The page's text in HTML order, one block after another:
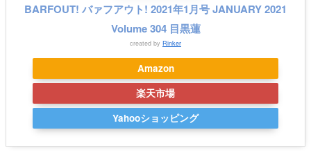
BARFOUT! バァフアウト! 2021年1月号 JANUARY 2021
Volume 304 目黒蓮
created by Rinker
Amazon
楽天市場
Yahooショッピング